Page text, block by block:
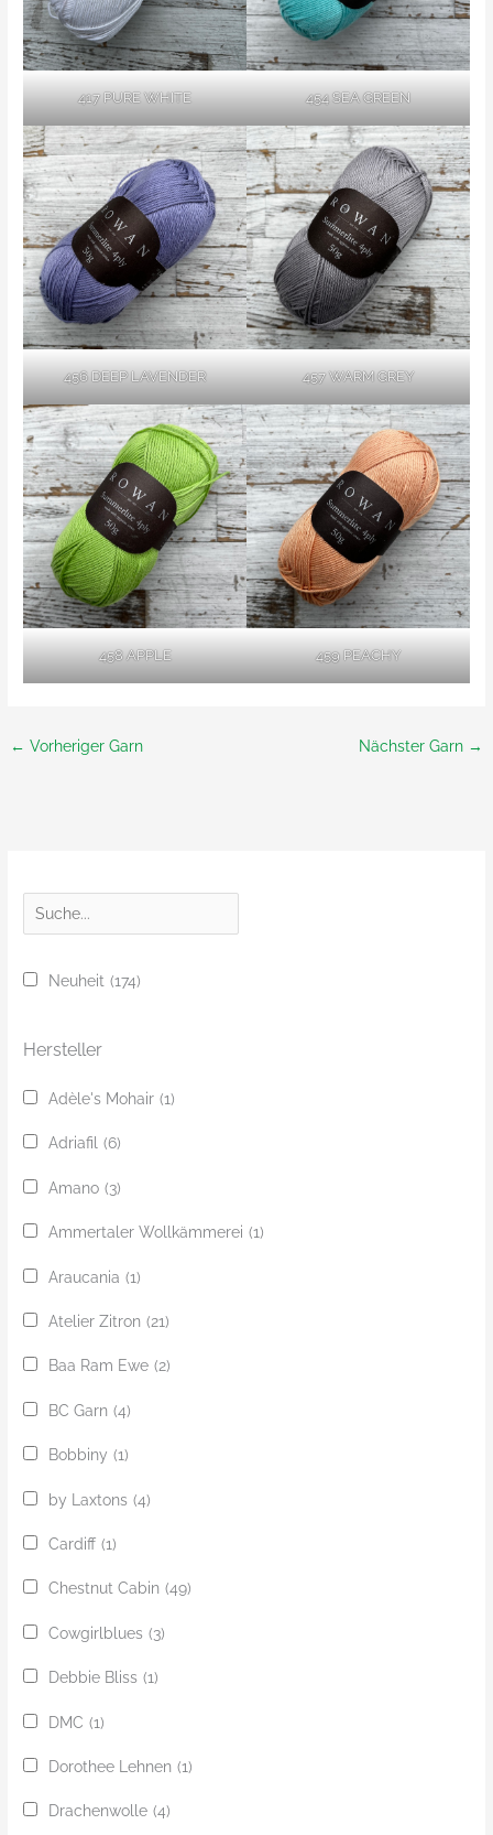
417 PURE WHITE 454 SEA GREEN
456 DEEP LAVENDER 457 WARM GREY
458 APPLE 459 PEACHY
← Vorheriger Garn Nächster Garn →
u
Neuheit (174)
Hersteller
Adèle's Mohair (1)
Adriafil (6)
Amano (3)
Ammertaler Wollkämmerei (1)
Araucania (1)
Atelier Zitron (21)
Baa Ram Ewe (2)
BC Garn (4)
Bobbiny (1)
by Laxtons (4)
Cardiff (1)
Chestnut Cabin (49)
Cowgirlblues (3)
Debbie Bliss (1)
DMC (1)
Dorothee Lehnen (1)
Drachenwolle (4)